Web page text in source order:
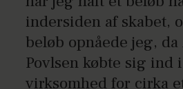
indersiden af skabet,
beløb opnåede jeg, da
Povlsen købte sig ind
virksomhed for cirka